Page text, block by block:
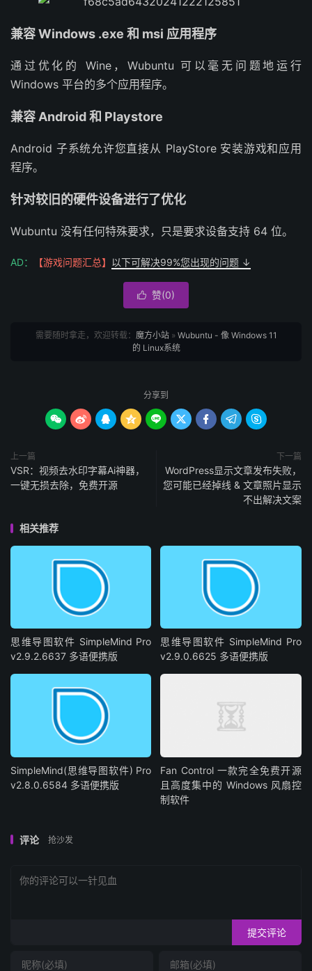
兼容 Windows .exe 和 msi 应用程序
通过优化的 Wine，Wubuntu 可以毫无问题地运行
Windows 平台的多个应用程序。
兼容 Android 和 Playstore
Android 子系统允许您直接从 PlayStore 安装游戏和应用
程序。
针对较旧的硬件设备进行了优化
Wubuntu 没有任何特殊要求，只是要求设备支持 64 位。
AD： 【游戏问题汇总】 以下可解决99%您出现的问题 ↓
 赞(0)
需要随时拿走，欢迎转载： 魔方小站» Wubuntu - 像 Windows 11
的 Linux系统
分享到
        
上一篇
VSR：视频去水印字幕Ai神器，
一键无损去除，免费开源
下一篇
WordPress显示文章发布失败，
您可能已经掉线 & 文章照片显示
不出解决文案
相关推荐
思维导图软件 SimpleMind Pro
v2.9.2.6637 多语便携版
思维导图软件 SimpleMind Pro
v2.9.0.6625 多语便携版
SimpleMind(思维导图软件) Pro
v2.8.0.6584 多语便携版
Fan Control 一款完全免费开源
且高度集中的 Windows 风扇控
制软件
评论 抢沙发
提交评论